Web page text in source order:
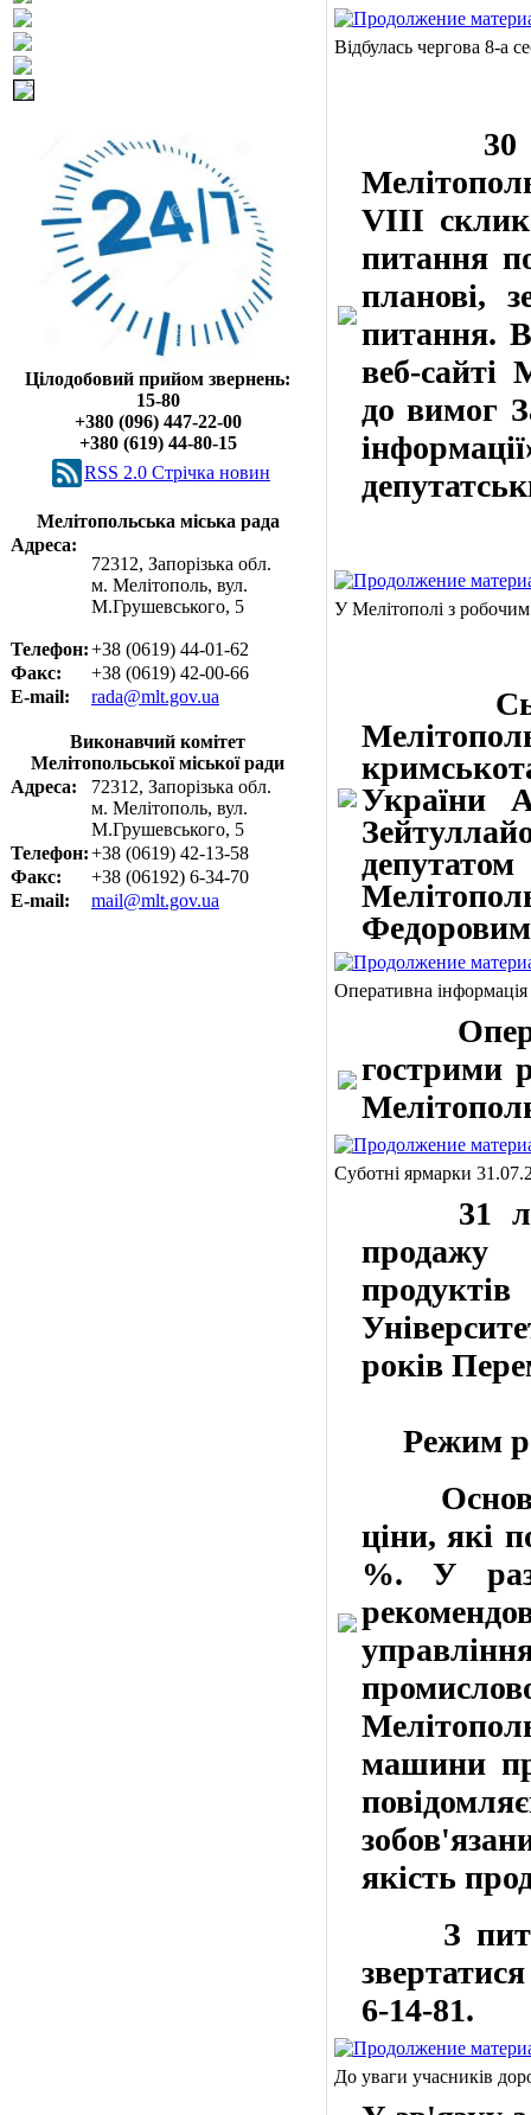
Цілодобовий прийом звернень:
15-80
+380 (096) 447-22-00
+380 (619) 44-80-15
RSS 2.0 Cтрічка новин
Мелітопольська міська рада
Адреса:
72312, Запорізька обл.
м. Мелітополь, вул.
М.Грушевського, 5
Телефон:+38 (0619) 44-01-62
Факс:
+38 (0619) 42-00-66
E-mail:
rada@mlt.gov.ua
Виконавчий комітет
Мелітопольської міської ради
Адреса:
72312, Запорізька обл.
м. Мелітополь, вул.
М.Грушевського, 5
Телефон:+38 (0619) 42-13-58
Факс:
+38 (06192) 6-34-70
E-mail:
mail@mlt.gov.ua
Відбулась чергова 8-а
30
VIII
питання
планові,
питання.
веб-сайті
до вимог
У Мелітополі з
України
Оперативна
гострими
Суботні ярмарки
31
продажу
продуктів
років
Режим
ціни, які
%. У
машини
якість
З
звертатися
6-14-81.
До уваги учасників